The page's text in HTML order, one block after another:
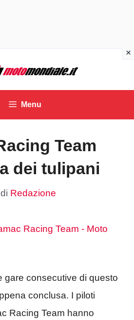
Menu
Team
dei tulipani
di Redazione
gare consecutive di questo
conclusa. I piloti
Racing Team hanno